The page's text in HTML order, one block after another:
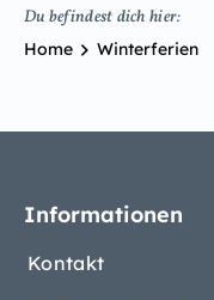
Du befindest dich hier:
Home Winterferien
Informationen
Kontakt